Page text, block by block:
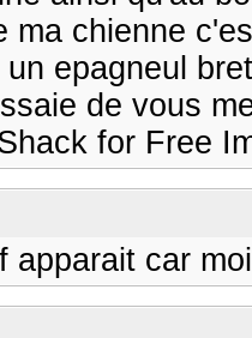
ma chienne
epagneul
de vous
for Free
apparait car